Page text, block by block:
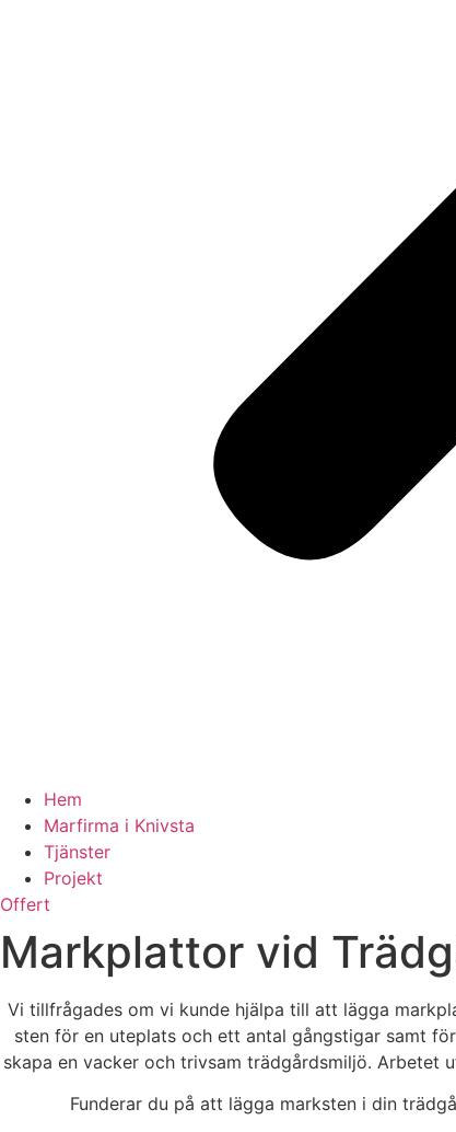
Hem
Marfirma i Knivsta
Tjänster
Projekt
Offert
Markplattor vid
Vi tillfrågades om vi kunde hjälpa till att lägga
sten för en uteplats och ett antal gångstigar samt
skapa en vacker och trivsam trädgårdsmiljö. Arbetet
Funderar du på att lägga marksten i din